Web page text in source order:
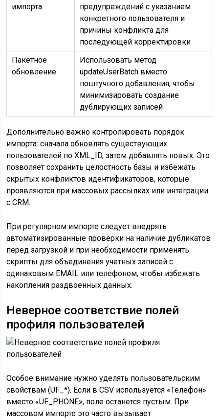
импорта
предупреждений с указанием
конкретного пользователя и
причины конфликта для
последующей корректировки
Пакетное
обновление
Использовать метод
updateUserBatch вместо
поштучного добавления, чтобы
минимизировать создание
дублирующих записей
Дополнительно важно контролировать порядок
импорта: сначала обновлять существующих
пользователей по XML_ID, затем добавлять новых. Это
позволяет сохранить целостность базы и избежать
скрытых конфликтов идентификаторов, которые
проявляются при массовых рассылках или интеграции
с CRM.
При регулярном импорте следует внедрять
автоматизированные проверки на наличие дубликатов
перед загрузкой и при необходимости применять
скрипты для объединения учетных записей с
одинаковым EMAIL или телефоном, чтобы избежать
накопления раздвоенных данных.
Неверное соответствие полей
профиля пользователей
Особое внимание нужно уделять пользовательским
свойствам (UF_*). Если в CSV используется «Телефон»
вместо «UF_PHONE», поле останется пустым. При
массовом импорте это часто вызывает